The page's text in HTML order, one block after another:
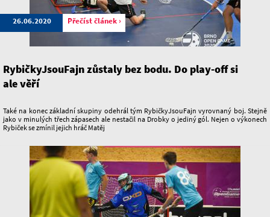
26.06.2020 Přečíst článek ›
RybičkyJsouFajn zůstaly bez bodu. Do play-off si
ale věří
Také na konec základní skupiny odehrál tým RybičkyJsouFajn vyrovnaný boj. Stejně
jako v minulých třech zápasech ale nestačil na Drobky o jediný gól. Nejen o výkonech
Rybiček se zmínil jejich hráč Matěj